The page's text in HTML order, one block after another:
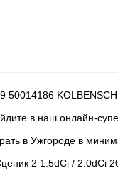
в наш онлайн-
в Ужгороде в
2 1.5dCi / 2.0dCi